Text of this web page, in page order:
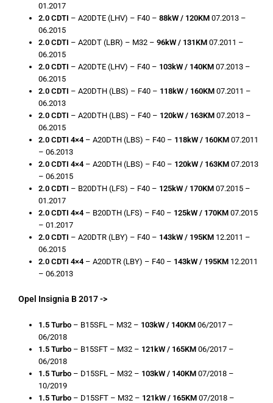
01.2017
2.0 CDTI – A20DTE (LHV) – F40 –88kW / 120KM 07.2013 –
06.2015
2.0 CDTI – A20DT (LBR) – M32 –96kW / 131KM 07.2011 –
06.2015
2.0 CDTI – A20DTE (LHV) – F40 – 103kW / 140KM07.2013 –
06.2015
2.0 CDTI – A20DTH (LBS) – F40 – 118kW / 160KM 07.2011 –
06.2013
2.0 CDTI – A20DTH (LBS) – F40 – 120kW / 163KM 07.2013 –
06.2015
2.0 CDTI 4×4– A20DTH (LBS) – F40 – 118kW / 160KM 07.2011
– 06.2013
2.0 CDTI 4×4– A20DTH (LBS) – F40 – 120kW / 163KM 07.2013
– 06.2015
2.0 CDTI – B20DTH (LFS) – F40 – 125kW / 170KM 07.2015 –
01.2017
2.0 CDTI 4×4– B20DTH (LFS) – F40 – 125kW / 170KM 07.2015
– 01.2017
2.0 CDTI – A20DTR (LBY) – F40 – 143kW / 195KM 12.2011 –
06.2015
2.0 CDTI 4×4– A20DTR (LBY) – F40 – 143kW / 195KM 12.2011
– 06.2013
Opel Insignia B 2017 ->
1.5 Turbo – B15SFL – M32 – 103kW / 140KM06/2017 –
06/2018
1.5 Turbo – B15SFT – M32 – 121kW / 165KM06/2017 –
06/2018
1.5 Turbo – D15SFL – M32 – 103kW / 140KM 07/2018 –
10/2019
1.5 Turbo – D15SFT – M32 – 121kW / 165KM07/2018 –